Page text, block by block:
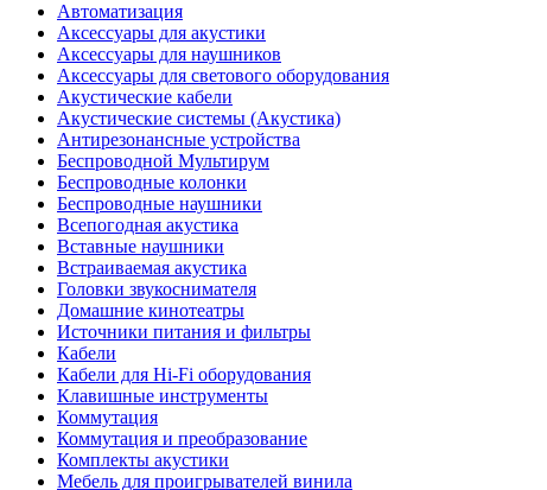
Автоматизация
Аксессуары для акустики
Аксессуары для наушников
Аксессуары для светового оборудования
Акустические кабели
Акустические системы (Акустика)
Антирезонансные устройства
Беспроводной Мультирум
Беспроводные колонки
Беспроводные наушники
Всепогодная акустика
Вставные наушники
Встраиваемая акустика
Головки звукоснимателя
Домашние кинотеатры
Источники питания и фильтры
Кабели
Кабели для Hi-Fi оборудования
Клавишные инструменты
Коммутация
Коммутация и преобразование
Комплекты акустики
Мебель для проигрывателей винила